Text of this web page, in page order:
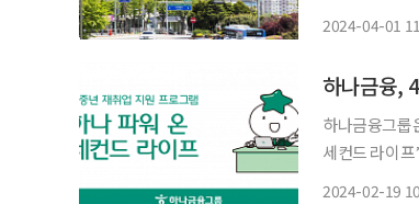
2024-04-01
하나금융,
하나금융그룹
세컨드 라이프’ 2024
2024-02-19